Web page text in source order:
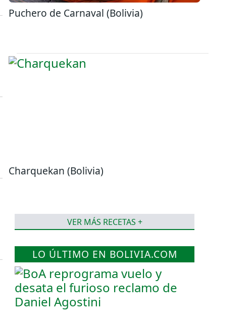
Puchero de Carnaval (Bolivia)
Charquekan (Bolivia)
VER MÁS RECETAS +
LO ÚLTIMO EN BOLIVIA.COM